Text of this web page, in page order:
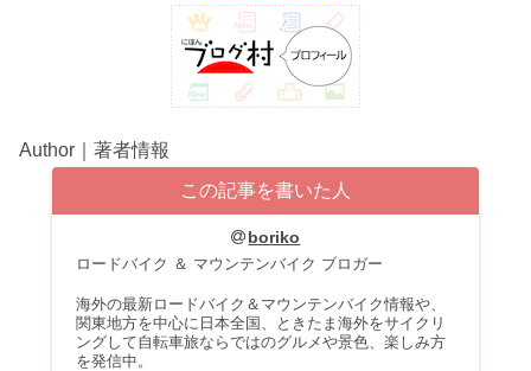
Author｜著者情報
この記事を書いた人
boriko
ロードバイク ＆ マウンテンバイク ブロガー
海外の最新ロードバイク＆マウンテンバイク情報や、
関東地方を中心に日本全国、ときたま海外をサイクリ
ングして自転車旅ならではのグルメや景色、楽しみ方
を発信中。